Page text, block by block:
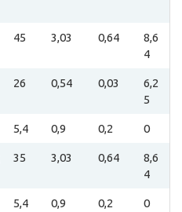
45 3,03 0,64
8,6
4
26 0,54 0,03
6,2
5
5,4 0,9 0,2 0
35 3,03 0,64
8,6
4
5,4 0,9 0,2 0